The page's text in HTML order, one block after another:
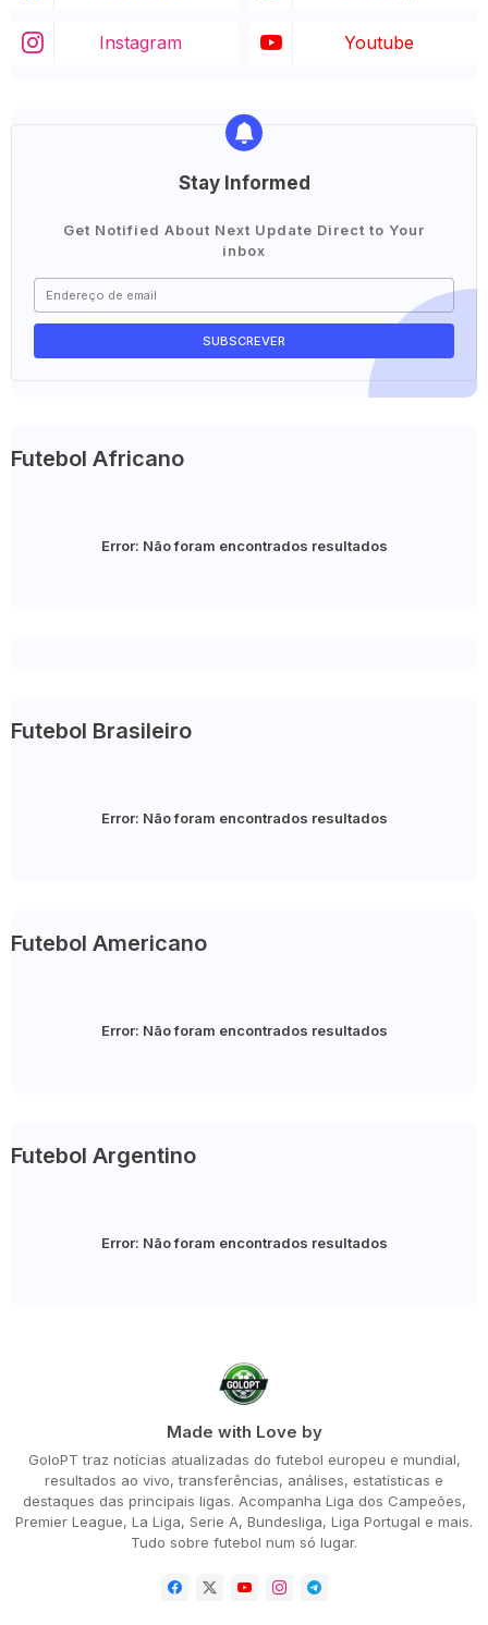
Instagram Youtube
Stay Informed
Get Notified About Next Update Direct to Your
inbox
Futebol Africano
Error: Não foram encontrados resultados
Futebol Brasileiro
Error: Não foram encontrados resultados
Futebol Americano
Error: Não foram encontrados resultados
Futebol Argentino
Error: Não foram encontrados resultados
Made with Love by
GoloPT traz notícias atualizadas do futebol europeu e mundial,
resultados ao vivo, transferências, análises, estatísticas e
destaques das principais ligas. Acompanha Liga dos Campeões,
Premier League, La Liga, Serie A, Bundesliga, Liga Portugal e mais.
Tudo sobre futebol num só lugar.